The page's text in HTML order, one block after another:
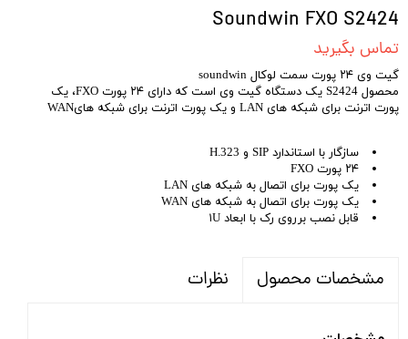
Soundwin FXO S2424
تماس بگیرید
گیت وی ۲۴ پورت سمت لوکال soundwin
محصول S2424 یک دستگاه گیت وی است که دارای ۲۴ پورت FXO، یک
پورت اترنت برای شبکه های LAN و یک پورت اترنت برای شبکه هایWAN
سازگار با استاندارد SIP و H.323
یک پورت برای اتصال به شبکه های LAN
یک پورت برای اتصال به شبکه های WAN
قابل نصب برروی رک با ابعاد ۱U
مشخصات محصول نظرات